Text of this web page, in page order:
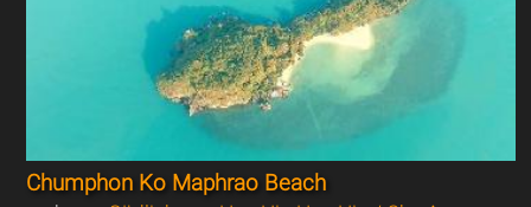
Chumphon Ko Maphrao Beach